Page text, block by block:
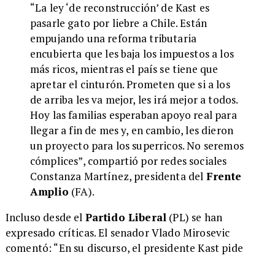
“La ley ‘de reconstrucción’ de Kast es
pasarle gato por liebre a Chile. Están
empujando una reforma tributaria
encubierta que les baja los impuestos a los
más ricos, mientras el país se tiene que
apretar el cinturón. Prometen que si a los
de arriba les va mejor, les irá mejor a todos.
Hoy las familias esperaban apoyo real para
llegar a fin de mes y, en cambio, les dieron
un proyecto para los superricos. No seremos
cómplices”, compartió por redes sociales
Constanza Martínez, presidenta del Frente
Amplio (FA).
Incluso desde el Partido Liberal (PL) se han
expresado críticas. El senador Vlado Mirosevic
comentó: “En su discurso, el presidente Kast pide